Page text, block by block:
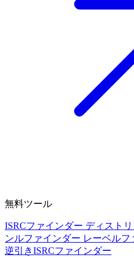
無料ツール
ISRCファインダー ディスト
ンルファインダー レーベルフ
逆引きISRCファインダー